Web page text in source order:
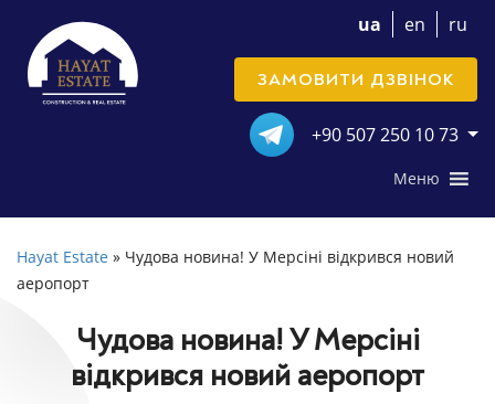
ua en ru
+90 507 250 10 73
ЗАМОВИТИ ДЗВІНОК
Меню
Hayat Estate » Чудова новина! У Мерсіні відкрився новий
аеропорт
Чудова новина! У Мерсіні
відкрився новий аеропорт